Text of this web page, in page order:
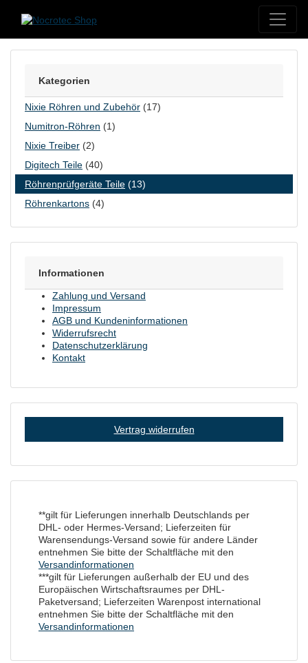
Kategorien
Nixie Röhren und Zubehör (17)
Numitron-Röhren (1)
Nixie Treiber (2)
Digitech Teile (40)
Röhrenprüfgeräte Teile (13)
Röhrenkartons (4)
Informationen
Zahlung und Versand
Impressum
AGB und Kundeninformationen
Widerrufsrecht
Datenschutzerklärung
Kontakt
Vertrag widerrufen
**gilt für Lieferungen innerhalb Deutschlands per
DHL- oder Hermes-Versand; Lieferzeiten für
Warensendungs-Versand sowie für andere Länder
entnehmen Sie bitte der Schaltfläche mit den
Versandinformationen
***gilt für Lieferungen außerhalb der EU und des
Europäischen Wirtschaftsraumes per DHL-
Paketversand; Lieferzeiten Warenpost international
entnehmen Sie bitte der Schaltfläche mit den
Versandinformationen